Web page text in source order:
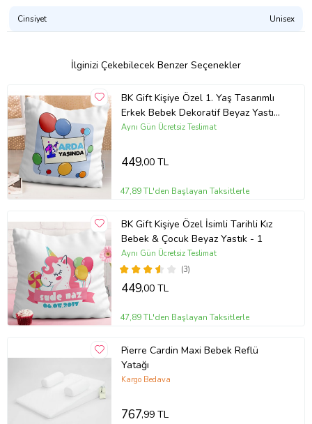
Yumuşak yastıklarının içinde nefes alır boncuk elyaf kullanılmıştır.
%100 pamuktur.
yıkanabilir.
Ürün Kodu:kcm51889830
Cinsiyet Unisex
İlginizi Çekebilecek Benzer Seçenekler
BK Gift Kişiye Özel 1. Yaş Tasarımlı
Erkek Bebek Dekoratif Beyaz Yastık
- 3
Aynı Gün Ücretsiz Teslimat
449,00 TL
47,89 TL'den Başlayan Taksitlerle
BK Gift Kişiye Özel İsimli Tarihli Kız
Bebek & Çocuk Beyaz Yastık - 1
(3)
Aynı Gün Ücretsiz Teslimat
449,00 TL
47,89 TL'den Başlayan Taksitlerle
Pierre Cardin Maxi Bebek Reflü
Yatağı
Kargo Bedava
767,99 TL